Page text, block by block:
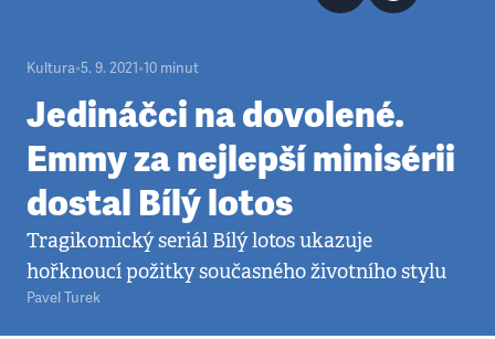
Kultura•5. 9. 2021•10 minut
Jedináčci na dovolené.
Emmy za nejlepší minisérii
dostal Bílý lotos
Tragikomický seriál Bílý lotos ukazuje
hořknoucí požitky současného životního stylu
Pavel Turek